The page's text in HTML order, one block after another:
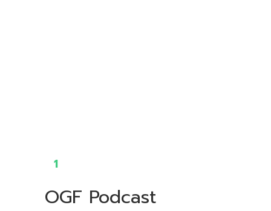
1
OGF Podcast